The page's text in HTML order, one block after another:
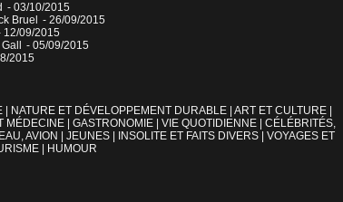
- 03/10/2015
Bruel
- 26/09/2015
12/09/2015
- 05/09/2015
2015
NATURE ET DÉVELOPPEMENT DURABLE ART ET CULTURE
MÉDECINE GASTRONOMIE VIE QUOTIDIENNE
CÉLÉBRITÉS,
AVION JEUNES INSOLITE ET FAITS DIVERS
VOYAGES ET
HUMOUR